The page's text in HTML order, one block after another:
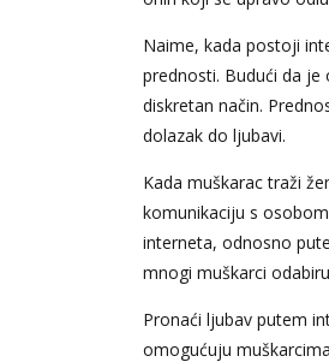
Naime, kada postoji
prednosti. Budući da je
diskretan način.
dolazak do ljubavi.
Kada muškarac traži
komunikaciju s
interneta, odnosno
mnogi muškarci
Pronaći ljubav putem
omogućuju